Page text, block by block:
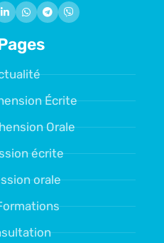
Écrite
Orale
écrite
orale